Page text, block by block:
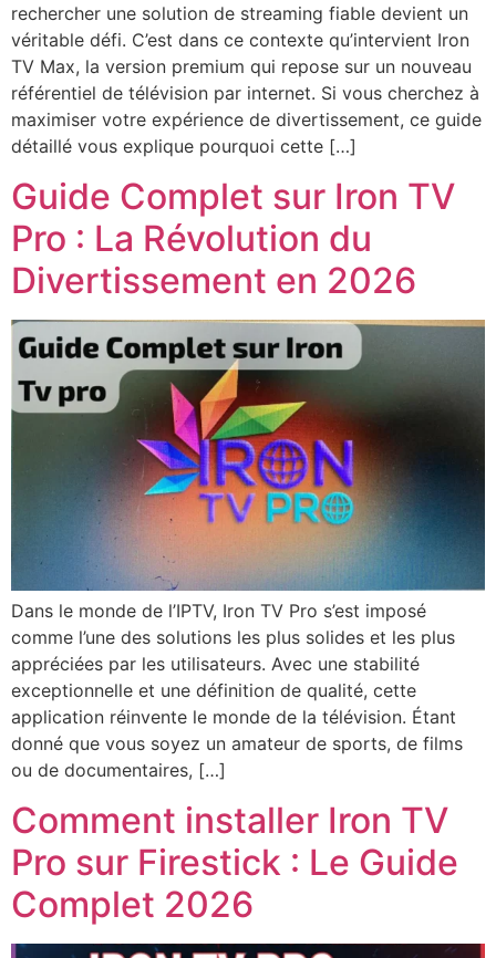
rechercher une solution de streaming fiable devient un
véritable défi. C’est dans ce contexte qu’intervient Iron
TV Max, la version premium qui repose sur un nouveau
référentiel de télévision par internet. Si vous cherchez à
maximiser votre expérience de divertissement, ce guide
détaillé vous explique pourquoi cette […]
Guide Complet sur Iron TV
Pro : La Révolution du
Divertissement en 2026
Dans le monde de l’IPTV, Iron TV Pro s’est imposé
comme l’une des solutions les plus solides et les plus
appréciées par les utilisateurs. Avec une stabilité
exceptionnelle et une définition de qualité, cette
application réinvente le monde de la télévision. Étant
donné que vous soyez un amateur de sports, de films
ou de documentaires, […]
Comment installer Iron TV
Pro sur Firestick : Le Guide
Complet 2026